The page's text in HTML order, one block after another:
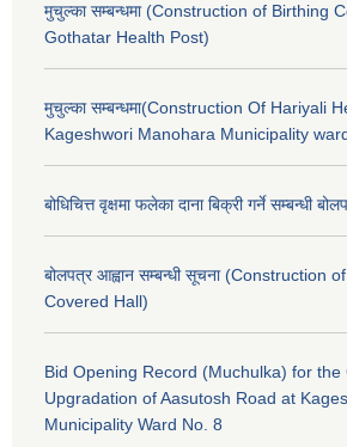
मुचुल्का सम्बन्धमा (Construction of Birthing
Gothatar Health Post)
मुचुल्का सम्बन्धमा(Construction Of Hariyali
Kageshwori Manohara Municipality
बोधिचित्त वृक्षमा फलेका दाना बिक्री गर्ने सम्बन्धी
बोलपत्र आह्वान सम्बन्धी सूचना (Construction
Covered Hall)
Bid Opening Record (Muchulka) for the
Upgradation of Aasutosh Road at
Municipality Ward No. 8